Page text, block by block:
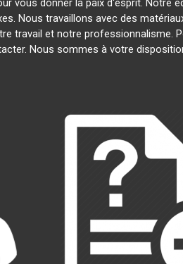
vous donner la paix d'esprit. Notre
Nous travaillons avec des
travail et notre professionnalisme.
Nous sommes à votre